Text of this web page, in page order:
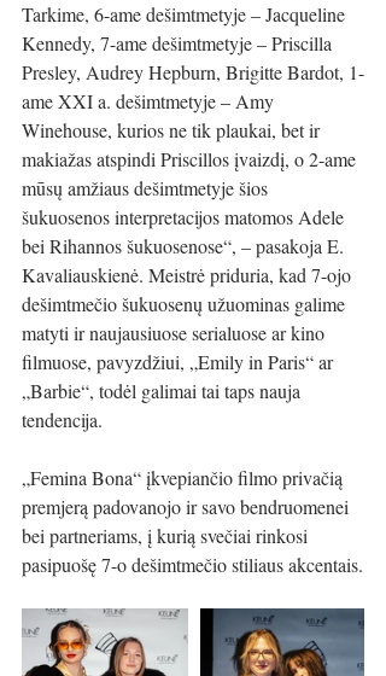
Tarkime, 6-ame dešimtmetyje – Jacqueline
Kennedy, 7-ame dešimtmetyje – Priscilla
Presley, Audrey Hepburn, Brigitte Bardot, 1-
ame XXI a. dešimtmetyje – Amy
Winehouse, kurios ne tik plaukai, bet ir
makiažas atspindi Priscillos įvaizdį, o 2-ame
mūsų amžiaus dešimtmetyje šios
šukuosenos interpretacijos matomos Adele
bei Rihannos šukuosenose“, – pasakoja E.
Kavaliauskienė. Meistrė priduria, kad 7-ojo
dešimtmečio šukuosenų užuominas galime
matyti ir naujausiuose serialuose ar kino
filmuose, pavyzdžiui, „Emily in Paris“ ar
„Barbie“, todėl galimai tai taps nauja
tendencija.
„Femina Bona“ įkvepiančio filmo privačią
premjerą padovanojo ir savo bendruomenei
bei partneriams, į kurią svečiai rinkosi
pasipuošę 7-o dešimtmečio stiliaus akcentais.